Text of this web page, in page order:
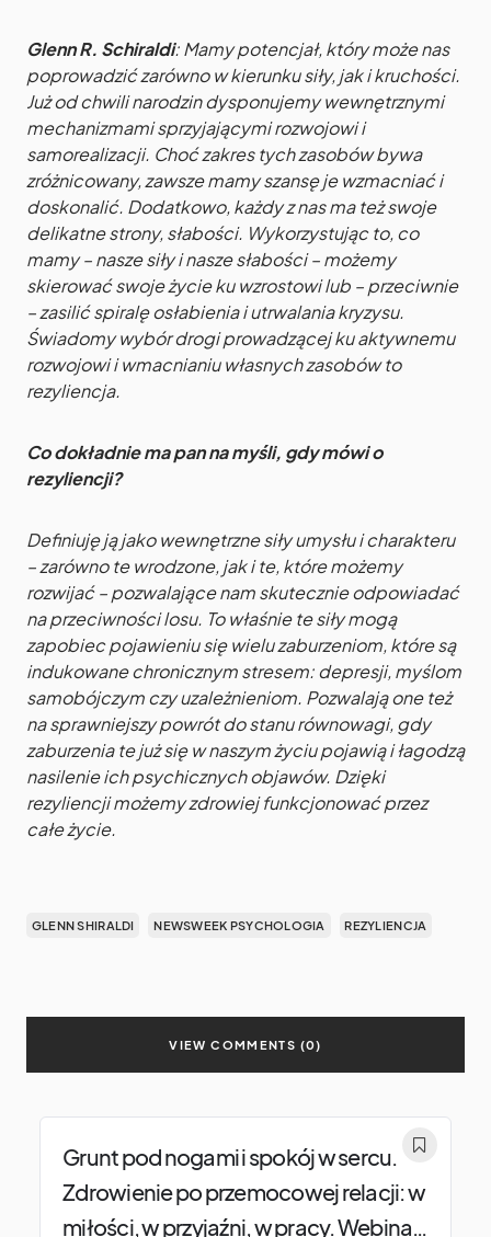
Glenn R. Schiraldi: Mamy potencjał, który może nas
poprowadzić zarówno w kierunku siły, jak i kruchości.
Już od chwili narodzin dysponujemy wewnętrznymi
mechanizmami sprzyjającymi rozwojowi i
samorealizacji. Choć zakres tych zasobów bywa
zróżnicowany, zawsze mamy szansę je wzmacniać i
doskonalić. Dodatkowo, każdy z nas ma też swoje
delikatne strony, słabości. Wykorzystując to, co
mamy – nasze siły i nasze słabości – możemy
skierować swoje życie ku wzrostowi lub – przeciwnie
– zasilić spiralę osłabienia i utrwalania kryzysu.
Świadomy wybór drogi prowadzącej ku aktywnemu
rozwojowi i wmacnianiu własnych zasobów to
rezyliencja.
Co dokładnie ma pan na myśli, gdy mówi o
rezyliencji?
Definiuję ją jako wewnętrzne siły umysłu i charakteru
– zarówno te wrodzone, jak i te, które możemy
rozwijać – pozwalające nam skutecznie odpowiadać
na przeciwności losu. To właśnie te siły mogą
zapobiec pojawieniu się wielu zaburzeniom, które są
indukowane chronicznym stresem: depresji, myślom
samobójczym czy uzależnieniom. Pozwalają one też
na sprawniejszy powrót do stanu równowagi, gdy
zaburzenia te już się w naszym życiu pojawią i łagodzą
nasilenie ich psychicznych objawów. Dzięki
rezyliencji możemy zdrowiej funkcjonować przez
całe życie.
GLENN SHIRALDI NEWSWEEK PSYCHOLOGIA REZYLIENCJA
VIEW COMMENTS (0)
Grunt pod nogami i spokój w sercu.
Zdrowienie po przemocowej relacji: w
miłości, w przyjaźni, w pracy. Webinar